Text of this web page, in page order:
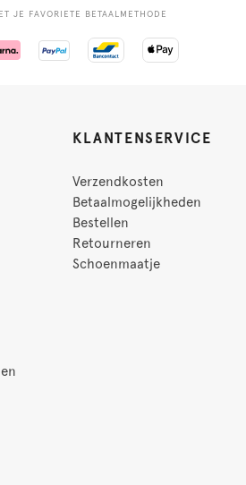
JE FAVORIETE BETAALMETHODE
KLANTENSERVICE
Verzendkosten
Betaalmogelijkheden
Bestellen
Retourneren
Schoenmaatje